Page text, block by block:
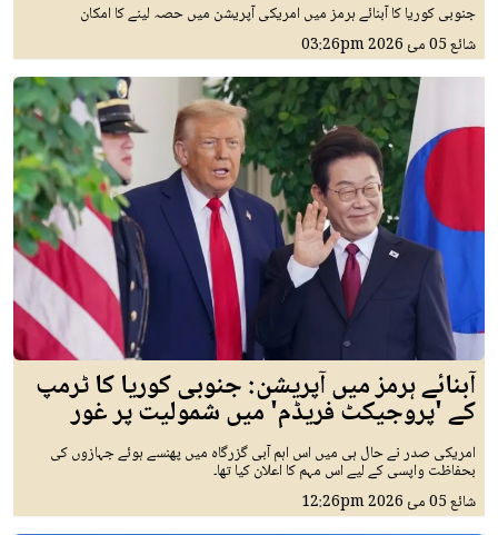
جنوبی کوریا کا آبنائے ہرمز میں امریکی آپریشن میں حصہ لینے کا امکان
شائع05 مئ 2026 03:26pm
آبنائے ہرمز میں آپریشن: جنوبی کوریا کا ٹرمپ
کے 'پروجیکٹ فریڈم' میں شمولیت پر غور
امریکی صدر نے حال ہی میں اس اہم آبی گزرگاہ میں پھنسے ہوئے جہازوں کی
بحفاظت واپسی کے لیے اس مہم کا اعلان کیا تھا۔
شائع05 مئ 2026 12:26pm